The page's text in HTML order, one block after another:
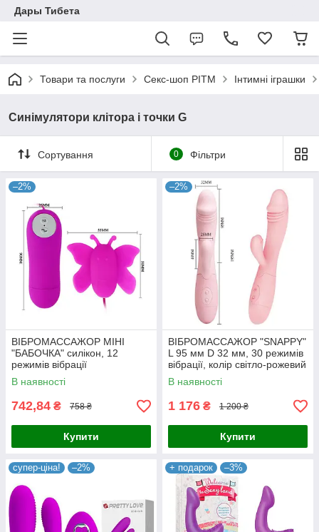
Дары Тибета
Товари та послуги Секс-шоп РІТМ Інтимні іграшки
Синімулятори клітора і точки G
Сортування 0 Фільтри
–2%
ВІБРОМАССАЖОР МІНІ
"БАБОЧКА" силікон, 12
режимів вібрації
В наявності
742,84 ₴ 758 ₴
Купити
–2%
ВІБРОМАССАЖОР "SNAPPY"
L 95 мм D 32 мм, 30 режимів
вібрації, колір світло-рожевий
В наявності
1 176 ₴ 1 200 ₴
Купити
супер-ціна! –2% + подарок –3%